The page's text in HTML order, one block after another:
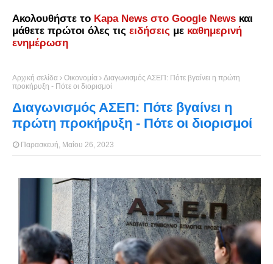
Ακολουθήστε το Kapa News στο Google News και
μάθετε πρώτοι όλες τις ειδήσεις με καθημερινή
ενημέρωση
Αρχική σελίδα Οικονομία
Διαγωνισμός ΑΣΕΠ: Πότε βγαίνει η πρώτη
προκήρυξη - Πότε οι διορισμοί
Διαγωνισμός ΑΣΕΠ: Πότε βγαίνει η
πρώτη προκήρυξη - Πότε οι διορισμοί
Παρασκευή, Μαΐου 26, 2023